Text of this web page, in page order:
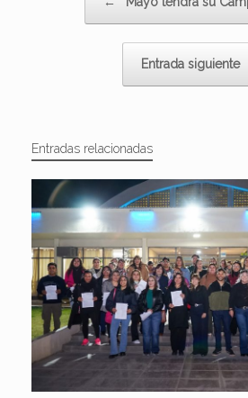
Entrada siguiente
Entradas relacionadas